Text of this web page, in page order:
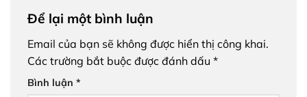
Để lại một bình luận
Email của bạn sẽ không được hiển thị công khai.
Các trường bắt buộc được đánh dấu *
Bình luận *